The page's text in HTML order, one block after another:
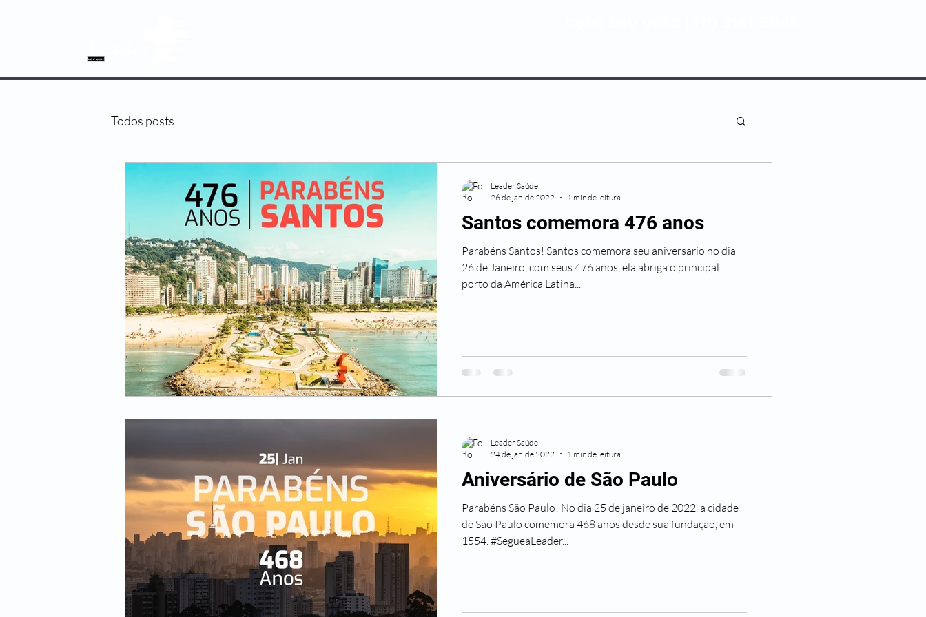
Todos posts
Santos comemora 476 anos
Parabéns Santos! Santos comemora seu aniversario no dia
26 de Janeiro, com seus 476 anos, ela abriga o principal
porto da América Latina...
Leader Saúde
26 de jan. de 2022
1 min de leitura
Aniversário de São Paulo
Parabéns São Paulo! No dia 25 de janeiro de 2022, a cidade
de São Paulo comemora 468 anos desde sua fundação, em
1554. #SegueaLeader...
Leader Saúde
24 de jan. de 2022
1 min de leitura